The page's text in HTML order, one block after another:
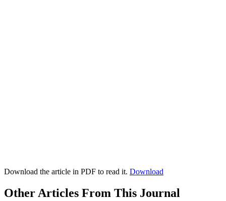
Download the article in PDF to read it. Download
Other Articles From This Journal